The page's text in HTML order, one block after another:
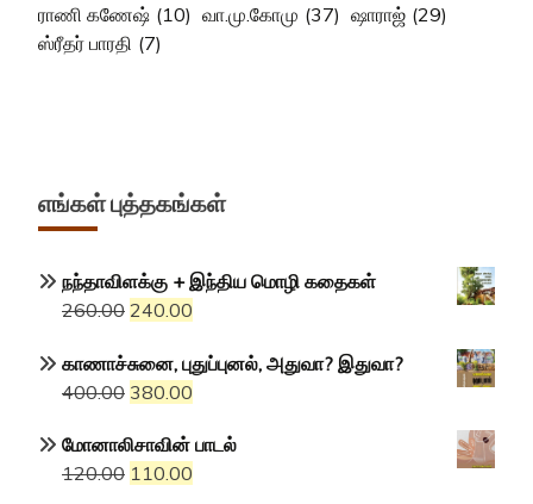
ராணி கணேஷ் (10) வா.மு.கோமு (37) ஷாராஜ் (29)
ஸ்ரீதர் பாரதி (7)
எங்கள் புத்தகங்கள்
நந்தாவிளக்கு + இந்திய மொழி கதைகள்
260.00 Original
was:
₹260.00.
240.00
is:
காணாச்சுனை, புதுப்புனல், அதுவா? இதுவா?
400.00 Original
was:
₹400.00.
380.00
is:
மோனாலிசாவின் பாடல்
120.00 Original
110.00